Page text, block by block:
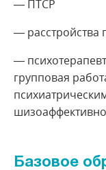
— ПТСР
— расстройства
—
групповая
Базовое